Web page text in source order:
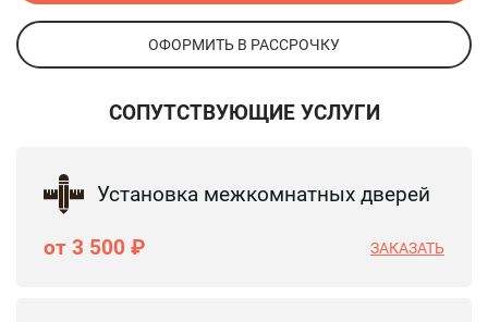
ОФОРМИТЬ В РАССРОЧКУ
СОПУТСТВУЮЩИЕ УСЛУГИ
Установка межкомнатных дверей
от 3 500 ₽ ЗАКАЗАТЬ